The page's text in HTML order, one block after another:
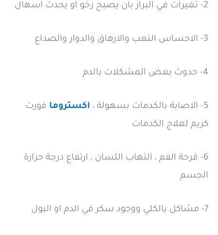
2- تغيرات في البراز بان يصبح رخو او يحدث اسهال
3- الاحساس التعب والارهاق والدوار والصداع
4- حدوث بعض المشكلات بالدم
5- الاصابة بالكدمات بسهولة ، اكستروما فورت
كريم لعلاج الكدمات
6- قرحة الفم ، التهاب اللسان ، ارتفاع درجة حرارة
الجسم
7- مشاكل بالكلي ووجود سكر في الدم او البول